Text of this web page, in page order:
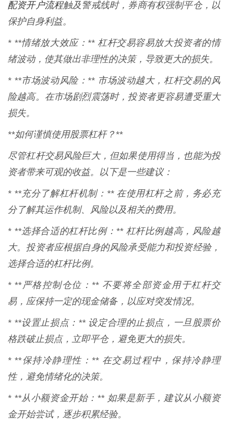
配资开户流程触及警戒线时，券商有权强制平仓，以
保护自身利益。
* **情绪放大效应：** 杠杆交易容易放大投资者的情
绪波动，使其做出非理性的决策，导致更大的损失。
* **市场波动风险：** 市场波动越大，杠杆交易的风
险越高。在市场剧烈震荡时，投资者更容易遭受重大
损失。
**如何谨慎使用股票杠杆？**
尽管杠杆交易风险巨大，但如果使用得当，也能为投
资者带来可观的收益。以下是一些建议：
* **充分了解杠杆机制：** 在使用杠杆之前，务必充
分了解其运作机制、风险以及相关的费用。
* **选择合适的杠杆比例：** 杠杆比例越高，风险越
大。投资者应根据自身的风险承受能力和投资经验，
选择合适的杠杆比例。
* **严格控制仓位：** 不要将全部资金用于杠杆交
易，应保持一定的现金储备，以应对突发情况。
* **设置止损点：** 设定合理的止损点，一旦股票价
格跌破止损点，立即平仓，避免更大的损失。
* **保持冷静理性：** 在交易过程中，保持冷静理
性，避免情绪化的决策。
* **从小额资金开始：** 如果是新手，建议从小额资
金开始尝试，逐步积累经验。